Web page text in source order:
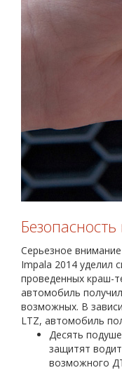
Серьезное
Impala 2014 уделил
проведенных краш-
автомобиль
возможных. В
LTZ, автомобиль
Десять
защитят
возможного